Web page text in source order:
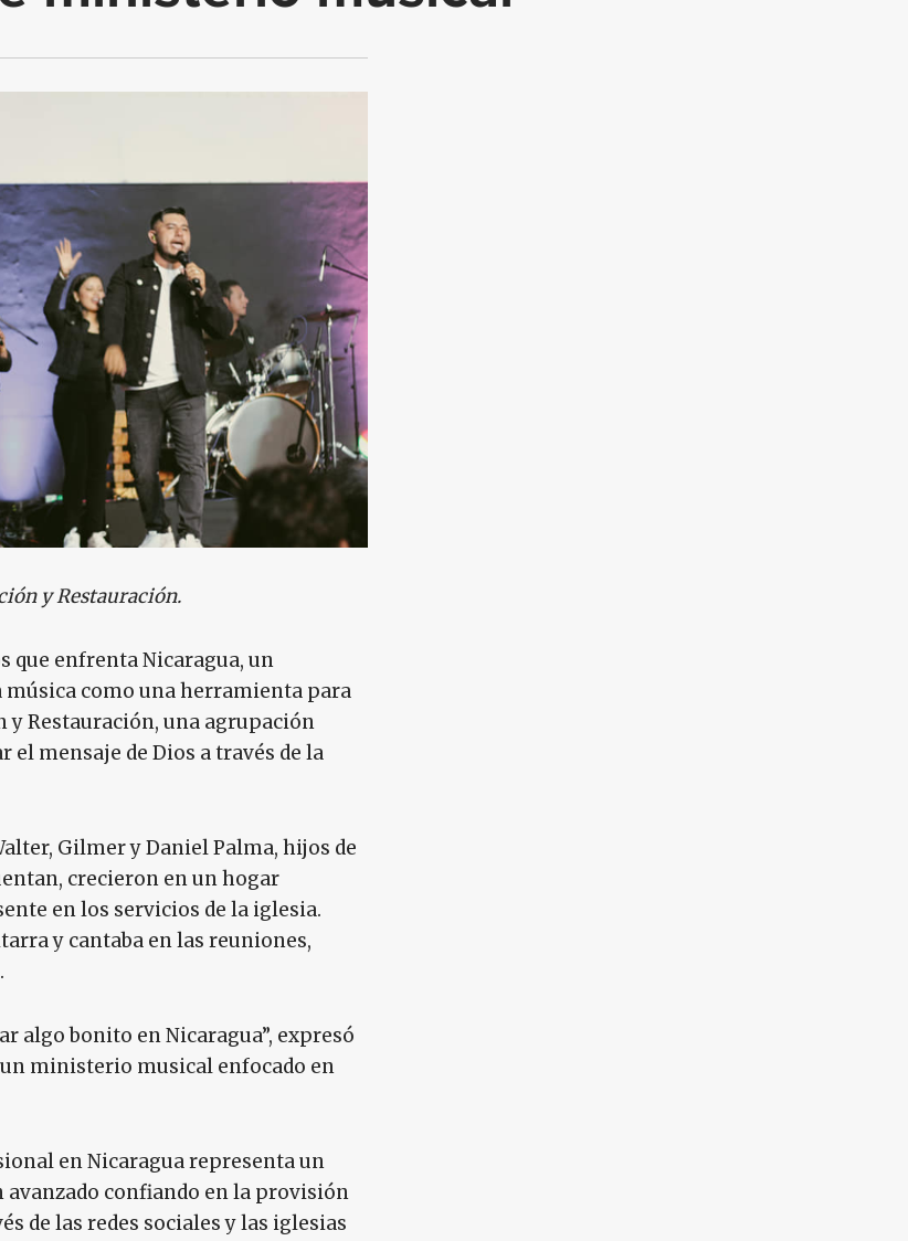
y Restauración.
que enfrenta Nicaragua, un
como una herramienta para
y Restauración, una agrupación
el mensaje de Dios a través de la
Gilmer y Daniel Palma, hijos de
crecieron en un hogar
en los servicios de la iglesia.
y cantaba en las reuniones,
algo bonito en Nicaragua”, expresó
ministerio musical enfocado en
en Nicaragua representa un
confiando en la provisión
de las redes sociales y las iglesias